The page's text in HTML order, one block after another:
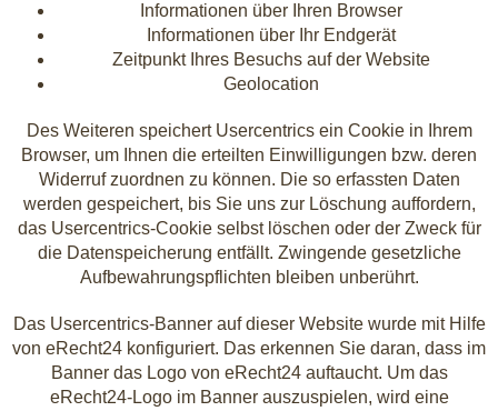
Informationen über Ihren Browser
Informationen über Ihr Endgerät
Zeitpunkt Ihres Besuchs auf der Website
Geolocation
Des Weiteren speichert Usercentrics ein Cookie in Ihrem
Browser, um Ihnen die erteilten Einwilligungen bzw. deren
Widerruf zuordnen zu können. Die so erfassten Daten
werden gespeichert, bis Sie uns zur Löschung auffordern,
das Usercentrics-Cookie selbst löschen oder der Zweck für
die Datenspeicherung entfällt. Zwingende gesetzliche
Aufbewahrungspflichten bleiben unberührt.
Das Usercentrics-Banner auf dieser Website wurde mit Hilfe
von eRecht24 konfiguriert. Das erkennen Sie daran, dass im
Banner das Logo von eRecht24 auftaucht. Um das
eRecht24-Logo im Banner auszuspielen, wird eine